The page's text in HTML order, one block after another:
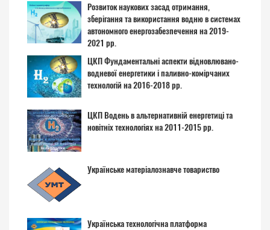
Розвиток наукових засад отримання,
зберігання та використання водню в системах
автономного енергозабезпечення на 2019-
2021 рр.
ЦКП Фундаментальні аспекти відновлювано-
водневої енергетики і паливно-комірчаних
технологій на 2016-2018 рр.
ЦКП Водень в альтернативній енергетиці та
новітніх технологіях на 2011-2015 рр.
Українське матеріалознавче товариство
Українська технологічна платформа